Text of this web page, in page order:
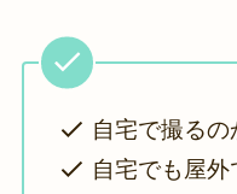
自宅で撮る
自宅でも屋